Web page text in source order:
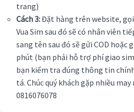
trang)
Cách 3:Đặt hàng trên website,
Vua Sim sau đó sẽ có nhân viên
sang tên sau đó sẽ gửi COD hoặc
phút (bạn phải hỗ trợ phí giao
bạn kiểm tra đúng thông tin
tá. Chúc quý khách gặp nhiều
0816076078